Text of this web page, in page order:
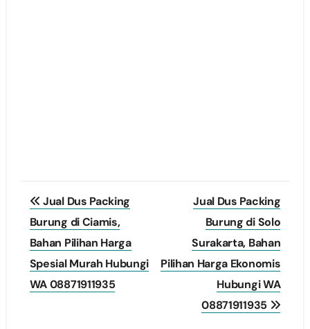
Post
navigation
Jual Dus Packing
Burung di Ciamis,
Bahan Pilihan Harga
Spesial Murah Hubungi
WA 08871911935
Jual Dus Packing
Burung di Solo
Surakarta, Bahan
Pilihan Harga Ekonomis
Hubungi WA
08871911935